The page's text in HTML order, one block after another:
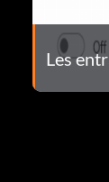
Les